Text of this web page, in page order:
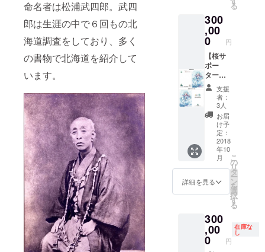
命名者は松浦武四郎。武四
郎は生涯の中で６回もの北
海道調査をしており、多く
の書物で北海道を紹介して
います。
先着８
０組 ※
植樹会
のお申
込みは
全ての
リター
ン額を
合わせ
て先着
80名様
で締め
切らせ
ていた
だきま
す。
（お申
込みは
まで）
※ 優先
お申し
込みは
・寄
附受領
証明書
【１５
０年記
念植樹
会】
日時：
平成３
０年１
０月１
３日
（土）
１
１：０
０～１
５：０
０（お
くださ
い）
場所：
道立自
樹会に
優先参
加（希
望者の
み、先
着８０
組
（※））
・公
園内に
設置す
る記念
プレー
トに氏
名掲載
（希望
者の
み）
（Mサ
イズ）
附受領
証明書
【１５
０年記
雪ミク
＆えこ
之助」
絵はが
き（１
セット
３枚）
・特
製「北
海道１
５０年
雪ミク
＆えこ
之助」
クリア
ファイ
ル（１
枚）
・１
５０年
樹会に
優先参
加（希
望者の
る
300
,00
0 円
【桜サ
ポー
ター】
・
お礼状
・
ホーム
ページ
に氏名
掲載
（希望
者の
み）
・特
製「北
海道１
雪ミク
＆えこ
之助」
絵はが
支援
者：
3人
お届
け予
定：
2018
年10
月
詳細を見る
こ
の
リ
タ
ー
ン
を
選
択
す
る
300
,00
0 円
在庫な
し